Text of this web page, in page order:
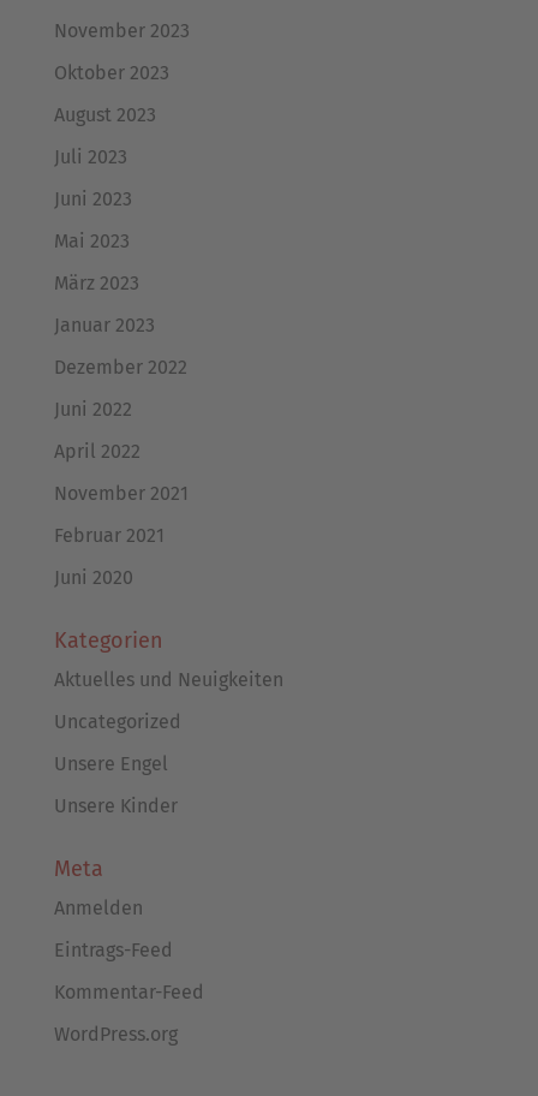
November 2023
Oktober 2023
August 2023
Juli 2023
Juni 2023
Mai 2023
März 2023
Januar 2023
Dezember 2022
Juni 2022
April 2022
November 2021
Februar 2021
Juni 2020
Kategorien
Aktuelles und Neuigkeiten
Uncategorized
Unsere Engel
Unsere Kinder
Meta
Anmelden
Eintrags-Feed
Kommentar-Feed
WordPress.org